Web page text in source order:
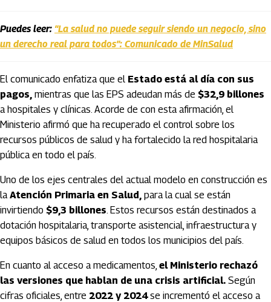
Puedes leer: “La salud no puede seguir siendo un negocio, sino
un derecho real para todos”: Comunicado de MinSalud
El comunicado enfatiza que el Estado está al día con sus
pagos, mientras que las EPS adeudan más de $32,9 billones
a hospitales y clínicas. Acorde de con esta afirmación, el
Ministerio afirmó que ha recuperado el control sobre los
recursos públicos de salud y ha fortalecido la red hospitalaria
pública en todo el país.
Uno de los ejes centrales del actual modelo en construcción es
laAtención Primaria en Salud, para la cual se están
invirtiendo $9,3 billones. Estos recursos están destinados a
dotación hospitalaria, transporte asistencial, infraestructura y
equipos básicos de salud en todos los municipios del país.
En cuanto al acceso a medicamentos, el Ministerio rechazó
las versiones que hablan de una crisis artificial. Según
cifras oficiales, entre 2022 y 2024se incrementó el acceso a